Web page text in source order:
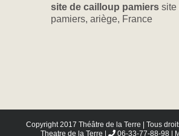
site de cailloup pamiers site
pamiers, ariège, France
Copyright 2017 Théâtre de la Terre | Tous
Theatre de la Terre | 06-33-77-88-98 |